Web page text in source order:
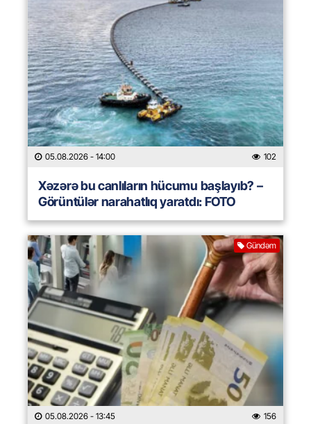
05.08.2026 - 14:00 102
Xəzərə bu canlıların hücumu başlayıb? –
Görüntülər narahatlıq yaratdı: FOTO
Gündəm
05.08.2026 - 13:45 156